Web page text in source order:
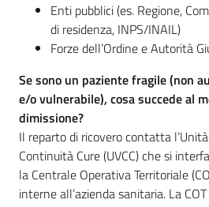
Enti pubblici (es. Regione,
di residenza, INPS/INAIL)
Forze dell’Ordine e Autorità
Se sono un paziente fragile (non
e/o vulnerabile), cosa succede al
dimissione?
Il reparto di ricovero contatta
Continuità Cure (UVCC) che si
la Centrale Operativa Territoriale
interne all’azienda sanitaria. La